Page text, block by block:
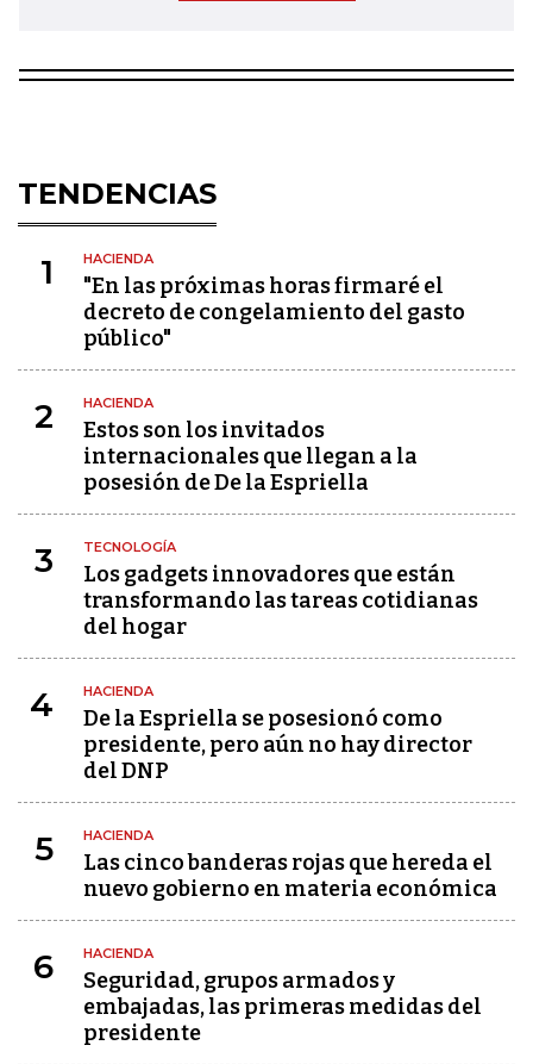
TENDENCIAS
1 HACIENDA
"En las próximas horas firmaré el
decreto de congelamiento del gasto
público"
2 HACIENDA
Estos son los invitados
internacionales que llegan a la
posesión de De la Espriella
3 TECNOLOGÍA
Los gadgets innovadores que están
transformando las tareas cotidianas
del hogar
4 HACIENDA
De la Espriella se posesionó como
presidente, pero aún no hay director
del DNP
5 HACIENDA
Las cinco banderas rojas que hereda el
nuevo gobierno en materia económica
6 HACIENDA
Seguridad, grupos armados y
embajadas, las primeras medidas del
presidente